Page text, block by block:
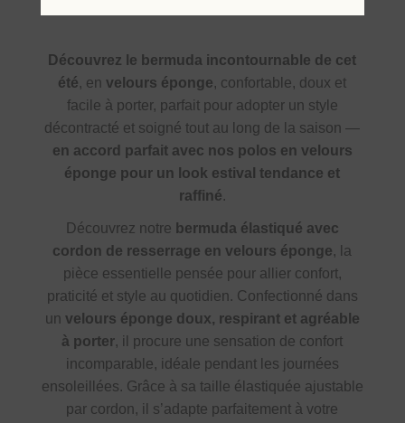
Découvrez le bermuda incontournable de cet
été, envelours éponge, confortable, doux et
facile à porter, parfait pour adopter un style
décontracté et soigné tout au long de la saison —
en accord parfait avec nos polos en velours
éponge pour un look estival tendance et
raffiné.
Découvrez notre bermuda élastiqué avec
cordon de resserrage en velours éponge, la
pièce essentielle pensée pour allier confort,
praticité et style au quotidien. Confectionné dans
un velours éponge doux, respirant et agréable
à porter, il procure une sensation de confort
incomparable, idéale pendant les journées
ensoleillées. Grâce à sa taille élastiquée ajustable
par cordon, il s’adapte parfaitement à votre